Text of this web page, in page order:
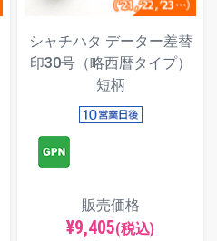
シャチハタ データー差替
印30号（略西暦タイプ）
短柄
販売価格
¥9,405(税込)